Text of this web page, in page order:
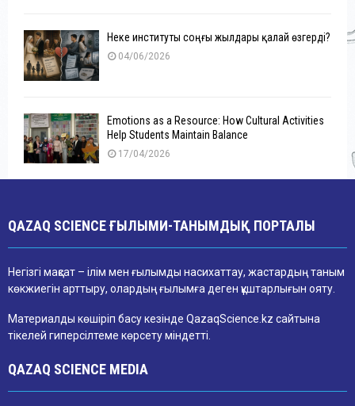
Неке институты соңғы жылдары қалай өзгерді?
04/06/2026
Emotions as a Resource: How Cultural Activities
Help Students Maintain Balance
17/04/2026
QAZAQ SCIENCE ҒЫЛЫМИ-ТАНЫМДЫҚ ПОРТАЛЫ
Негізгі мақсат – ілім мен ғылымды насихаттау, жастардың таным
көкжиегін арттыру, олардың ғылымға деген құштарлығын ояту.
Материалды көшіріп басу кезінде QazaqScience.kz сайтына
тікелей гиперсілтеме көрсету міндетті.
QAZAQ SCIENCE MEDIA